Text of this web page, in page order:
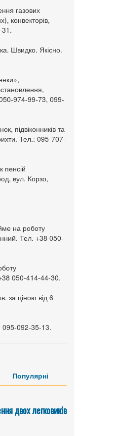
газових
конвекторів,
31.
Швидко. Якісно.
974-99-73, 099-
підвіконників та
Тел.: 095-707-
пенсій
вул. Корзо,
на роботу
Тел. +38 050-
050-414-44-30.
за ціною від 6
095-092-35-13.
Популярні
двох легковиків